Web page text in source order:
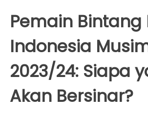
Pemain Bintang
Indonesia
2023/24: Siapa
Akan Bersinar?